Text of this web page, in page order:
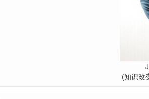
(知识改